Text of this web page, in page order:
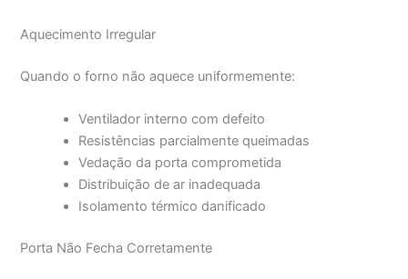
Aquecimento Irregular
Quando o forno não aquece uniformemente:
Ventilador interno com defeito
Resistências parcialmente queimadas
Vedação da porta comprometida
Distribuição de ar inadequada
Isolamento térmico danificado
Porta Não Fecha Corretamente